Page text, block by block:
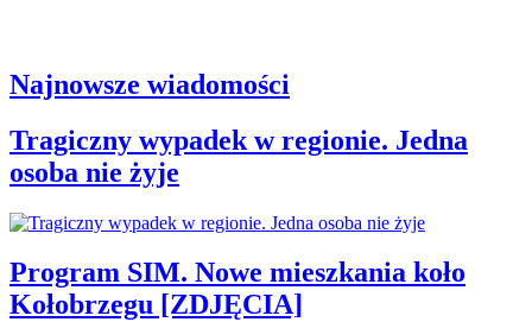
Najnowsze wiadomości
Tragiczny wypadek w regionie. Jedna
osoba nie żyje
Program SIM. Nowe mieszkania koło
Kołobrzegu [ZDJĘCIA]